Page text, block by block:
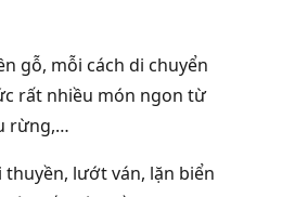
gỗ, mỗi cách di chuyển
rất nhiều món ngon từ
rừng,…
lướt ván, lặn biển